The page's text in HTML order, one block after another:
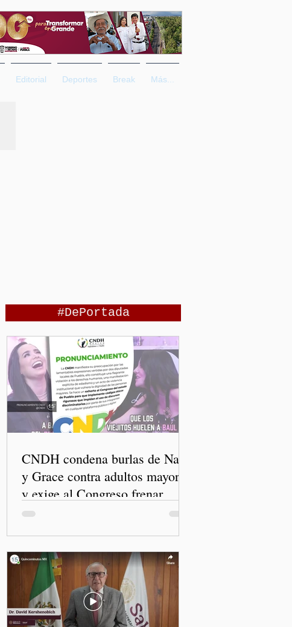
Editorial Deportes Break Más...
#DePortada
CNDH condena burlas de Nay
y Grace contra adultos mayores
y exige al Congreso frenar
discursos discriminatorios